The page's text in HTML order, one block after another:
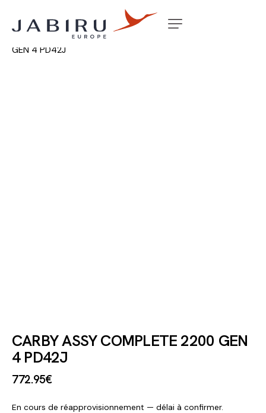
Accueil Non classé
GEN 4 PD42J
CARBY ASSY COMPLETE 2200 GEN
4 PD42J
772.95€
En cours de réapprovisionnement — délai à confirmer.